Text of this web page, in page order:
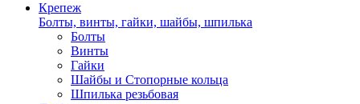
Крепеж
Болты, винты, гайки, шайбы, шпилька
Болты
Винты
Гайки
Шайбы и Стопорные кольца
Шпилька резьбовая